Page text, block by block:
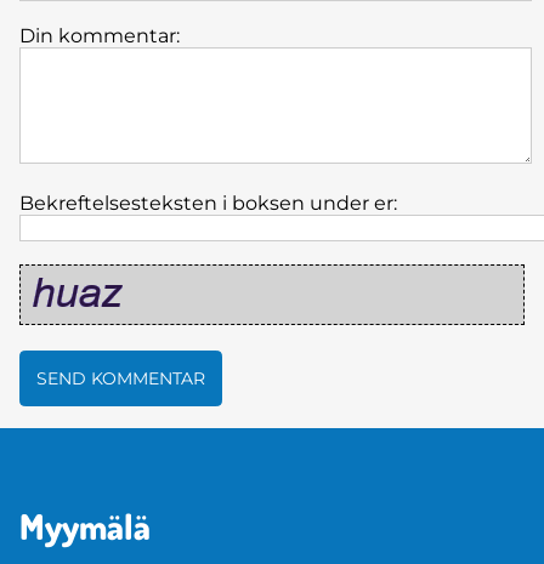
Din kommentar:
Bekreftelsesteksten i boksen under er:
Myymälä